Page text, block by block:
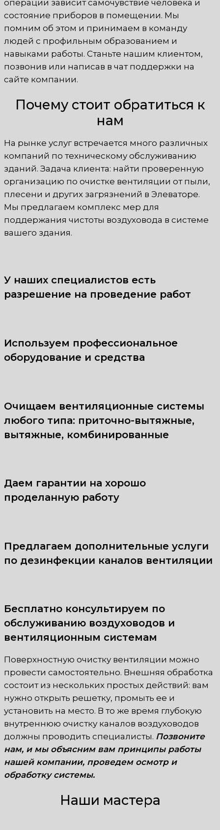
операции зависит самочувствие человека и
состояние приборов в помещении. Мы
помним об этом и принимаем в команду
людей с профильным образованием и
навыками работы. Станьте нашим клиентом,
позвонив или написав в чат поддержки на
сайте компании.
Почему стоит обратиться к
нам
На рынке услуг встречается много различных
компаний по техническому обслуживанию
зданий. Задача клиента: найти проверенную
организацию по очистке вентиляции от пыли,
плесени и других загрязнений в Элеваторе.
Мы предлагаем комплекс мер для
поддержания чистоты воздуховода в системе
вашего здания.
У наших специалистов есть
разрешение на проведение работ
Используем профессиональное
оборудование и средства
Очищаем вентиляционные системы
любого типа: приточно-вытяжные,
вытяжные, комбинированные
Даем гарантии на хорошо
проделанную работу
Предлагаем дополнительные услуги
по дезинфекции каналов вентиляции
Бесплатно консультируем по
обслуживанию воздуховодов и
вентиляционным системам
Поверхностную очистку вентиляции можно
провести самостоятельно. Внешняя обработка
состоит из нескольких простых действий: вам
нужно открыть решетку, промыть ее и
установить на место. В то же время глубокую
внутреннюю очистку каналов воздуховодов
должны проводить специалисты. Позвоните
нам, и мы объясним вам принципы работы
нашей компании, проведем осмотр и
обработку системы.
Наши мастера